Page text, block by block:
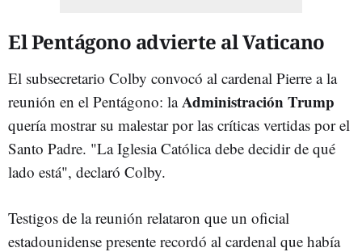
El Pentágono advierte al Vaticano
El subsecretario Colby convocó al cardenal Pierre a la
reunión en el Pentágono: laAdministración Trump
quería mostrar su malestar por las críticas vertidas por el
Santo Padre. "La Iglesia Católica debe decidir de qué
lado está", declaró Colby.
Testigos de la reunión relataron que un oficial
estadounidense presente recordó al cardenal que había